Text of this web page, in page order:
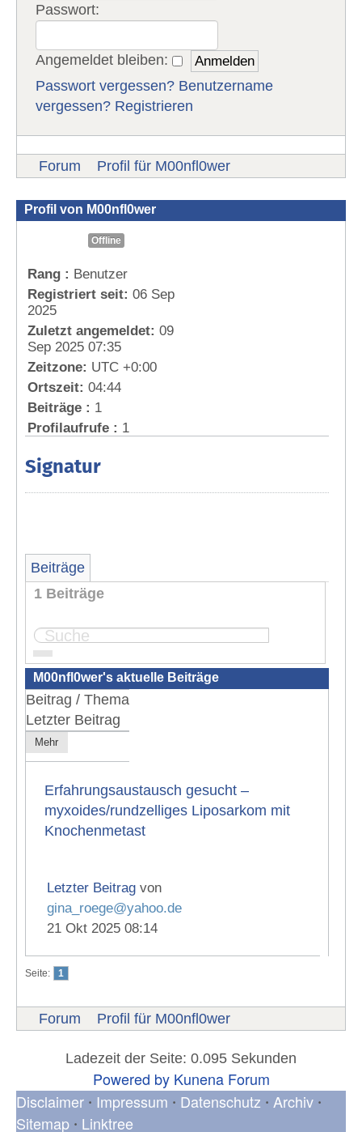
Passwort:
Angemeldet bleiben:
Passwort vergessen? Benutzername
vergessen? Registrieren
Forum Profil für M00nfl0wer
Profil von M00nfl0wer
Offline
Rang : Benutzer
Registriert seit: 06 Sep
2025
Zuletzt angemeldet: 09
Sep 2025 07:35
Zeitzone: UTC +0:00
Ortszeit: 04:44
Beiträge : 1
Profilaufrufe : 1
Signatur
Beiträge
1 Beiträge
Seite:
M00nfl0wer's aktuelle Beiträge
Beitrag / Thema
Letzter Beitrag
Mehr
Erfahrungsaustausch gesucht –
myxoides/rundzelliges Liposarkom mit
Knochenmetast
Letzter Beitrag von
gina_roege@yahoo.de
21 Okt 2025 08:14
Seite: 1
Forum Profil für M00nfl0wer
Ladezeit der Seite: 0.095 Sekunden
Powered by Kunena Forum
Disclaimer • Impressum • Datenschutz • Archiv •
Sitemap • Linktree